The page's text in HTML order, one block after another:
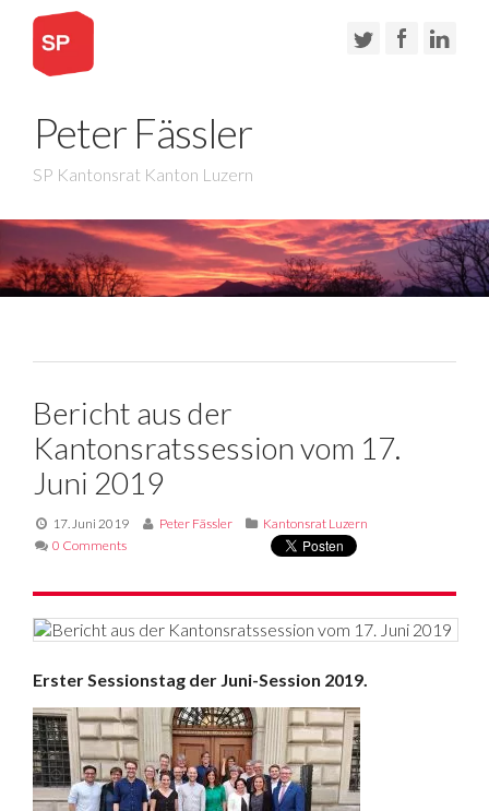
Peter Fässler
SP Kantonsrat Kanton Luzern
Bericht aus der
Kantonsratssession vom 17.
Juni 2019
17. Juni 2019 Peter Fässler
Kantonsrat Luzern
0 Comments
Erster Sessionstag der Juni-Session 2019.